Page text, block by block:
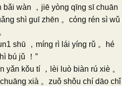
bǎi wàn ，jiē yòng qīng sī chuān
shì guī zhēn 。cóng rén sì wǔ
shū ，míng rì lái yíng rǔ 。hé
bú jǔ ！”
yǎn kǒu tí ，lèi luò biàn rú xiè 。
xià 。zuǒ shǒu chí dāo chǐ